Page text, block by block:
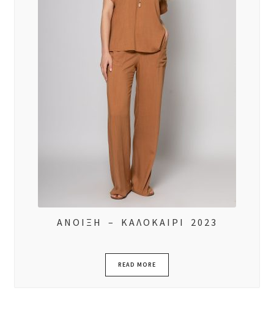
ΑΝΟΙΞΗ – ΚΑΛΟΚΑΙΡΙ 2023
READ MORE